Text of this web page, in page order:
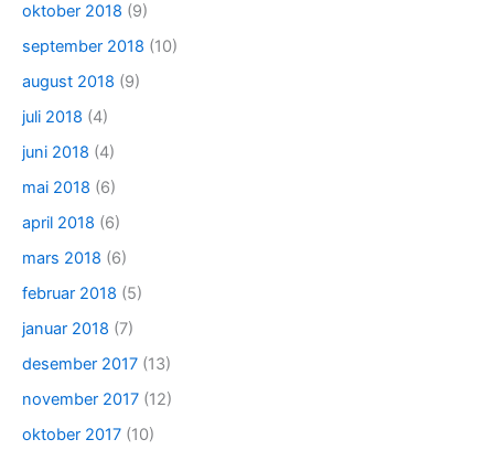
oktober 2018 (9)
september 2018 (10)
august 2018 (9)
juli 2018 (4)
juni 2018 (4)
mai 2018 (6)
april 2018 (6)
mars 2018 (6)
februar 2018 (5)
januar 2018 (7)
desember 2017 (13)
november 2017 (12)
oktober 2017 (10)